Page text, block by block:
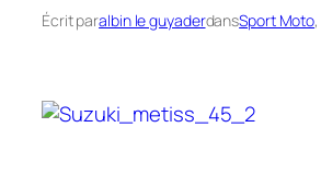
Écrit paralbin le guyaderdansSport Moto,